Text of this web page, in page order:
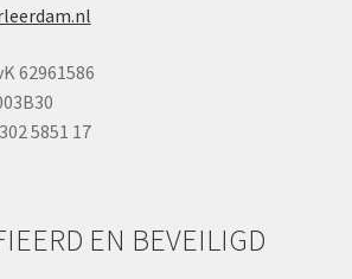
62961586
5851 17
EN BEVEILIGD